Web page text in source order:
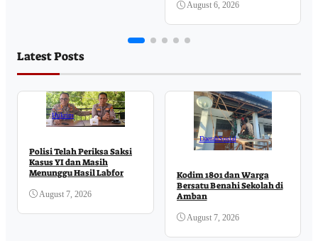
Publik
August 6, 2026
Latest Posts
Hukrim
Polisi Telah Periksa Saksi
Kasus YI dan Masih
Menunggu Hasil Labfor
August 7, 2026
DaerahSosial
Kodim 1801 dan Warga
Bersatu Benahi Sekolah di
Amban
August 7, 2026